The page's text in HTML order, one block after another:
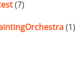
(7)
(1)